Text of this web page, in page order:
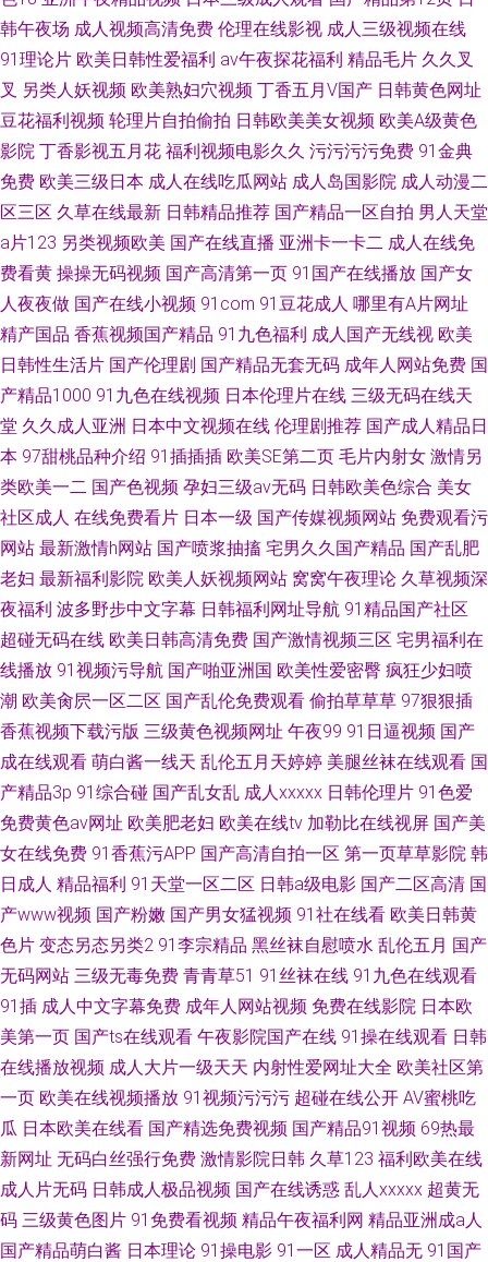
韩午夜场 成人视频高清免费 伦理在线影视 成人三级视频在线
91理论片 欧美日韩性爱福利 av午夜探花福利 精品毛片 久久叉
叉 另类人妖视频 欧美熟妇穴视频 丁香五月V国产 日韩黄色网址
豆花福利视频 轮理片自拍偷拍 日韩欧美美女视频 欧美A级黄色
影院 丁香影视五月花 福利视频电影久久 污污污污免费 91金典
免费 欧美三级日本 成人在线吃瓜网站 成人岛国影院 成人动漫二
区三区 久草在线最新 日韩精品推荐 国产精品一区自拍 男人天堂
a片123 另类视频欧美 国产在线直播 亚洲卡一卡二 成人在线免
费看黄 操操无码视频 国产高清第一页 91国产在线播放 国产女
人夜夜做 国产在线小视频 91com 91豆花成人 哪里有A片网址
精产国品 香蕉视频国产精品 91九色福利 成人国产无线视 欧美
日韩性生活片 国产伦理剧 国产精品无套无码 成年人网站免费 国
产精品1000 91九色在线视频 日本伦理片在线 三级无码在线天
堂 久久成人亚洲 日本中文视频在线 伦理剧推荐 国产成人精品日
本 97甜桃品种介绍 91插插插 欧美SE第二页 毛片内射女 激情另
类欧美一二 国产色视频 孕妇三级av无码 日韩欧美色综合 美女
社区成人 在线免费看片 日本一级 国产传媒视频网站 免费观看污
网站 最新激情h网站 国产喷浆抽搐 宅男久久国产精品 国产乱肥
老妇 最新福利影院 欧美人妖视频网站 窝窝午夜理论 久草视频深
夜福利 波多野步中文字幕 日韩福利网址导航 91精品国产社区
超碰无码在线 欧美日韩高清免费 国产激情视频三区 宅男福利在
线播放 91视频污导航 国产啪亚洲国 欧美性爱密臀 疯狂少妇喷
潮 欧美肏屄一区二区 国产乱伦免费观看 偷拍草草草 97狠狠插
香蕉视频下载污版 三级黄色视频网址 午夜99 91日逼视频 国产
成在线观看 萌白酱一线天 乱伦五月天婷婷 美腿丝袜在线观看 国
产精品3p 91综合碰 国产乱女乱 成人xxxxx 日韩伦理片 91色爱
免费黄色av网址 欧美肥老妇 欧美在线tv 加勒比在线视屏 国产美
女在线免费 91香蕉污APP 国产高清自拍一区 第一页草草影院 韩
日成人 精品福利 91天堂一区二区 日韩a级电影 国产二区高清 国
产www视频 国产粉嫩 国产男女猛视频 91社在线看 欧美日韩黄
色片 变态另态另类2 91李宗精品 黑丝袜自慰喷水 乱伦五月 国产
无码网站 三级无毒免费 青青草51 91丝袜在线 91九色在线观看
91插 成人中文字幕免费 成年人网站视频 免费在线影院 日本欧
美第一页 国产ts在线观看 午夜影院国产在线 91操在线观看 日韩
在线播放视频 成人大片一级天天 内射性爱网址大全 欧美社区第
一页 欧美在线视频播放 91视频污污污 超碰在线公开 AV蜜桃吃
瓜 日本欧美在线看 国产精选免费视频 国产精品91视频 69热最
新网址 无码白丝强行免费 激情影院日韩 久草123 福利欧美在线
成人片无码 日韩成人极品视频 国产在线诱惑 乱人xxxxx 超黄无
码 三级黄色图片 91免费看视频 精品午夜福利网 精品亚洲成a人
国产精品萌白酱 日本理论 91操电影 91一区 成人精品无 91国产